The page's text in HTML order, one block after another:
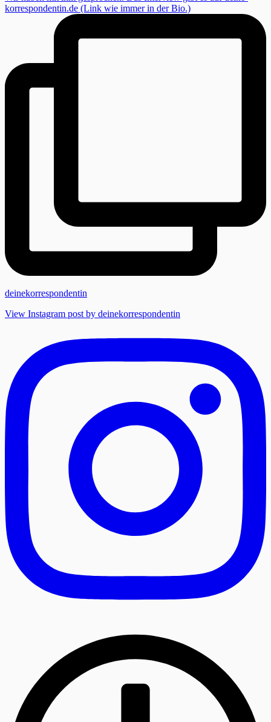
deinekorrespondentin
View Instagram post by deinekorrespondentin